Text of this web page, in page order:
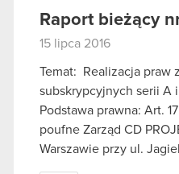
Raport bieżący
15 lipca 2016
Temat: Realizacja praw
subskrypcyjnych serii A
Podstawa prawna: Art.
poufne Zarząd CD
Warszawie przy ul.